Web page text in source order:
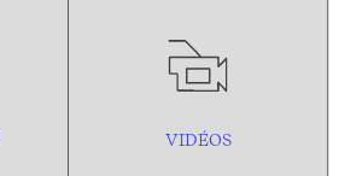
VIDÉOS